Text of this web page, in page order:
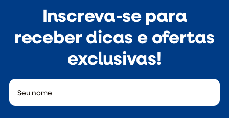
Inscreva-se para
receber dicas e ofertas
exclusivas!